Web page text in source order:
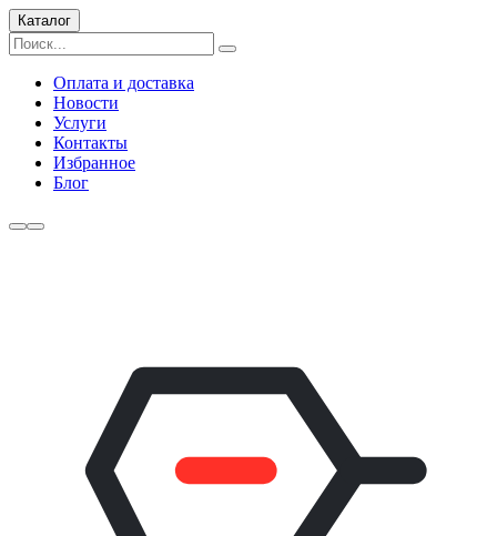
Каталог
Оплата и доставка
Новости
Услуги
Контакты
Избранное
Блог